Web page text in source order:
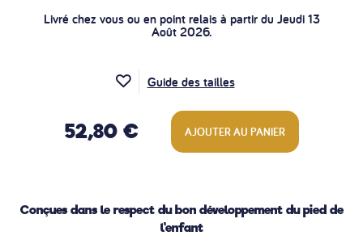
Livré chez vous ou en point relais à partir du Jeudi 13
Août 2026.
Guide des tailles
52,80 € AJOUTER AU PANIER
Conçues dans le respect du bon développement du pied de
l'enfant